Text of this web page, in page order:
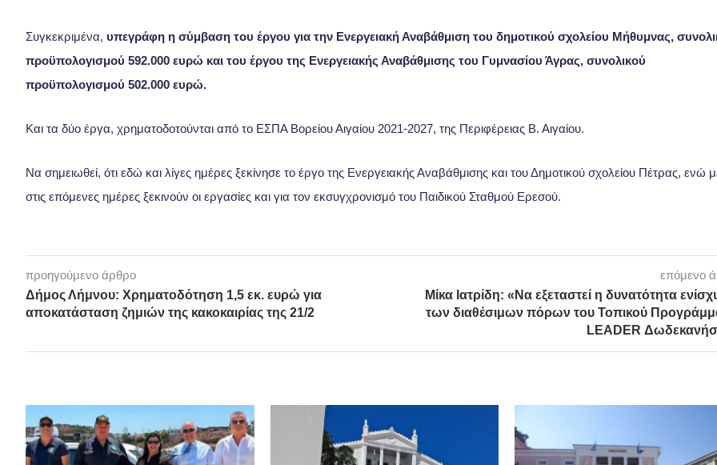
Συγκεκριμένα, υπεγράφη η σύμβαση του έργου για την Ενεργειακή Αναβάθμιση του δημοτικού σχολείου Μήθυμνας,
προϋπολογισμού 592.000 ευρώ και του έργου της Ενεργειακής Αναβάθμισης του Γυμνασίου Άγρας, συνολικού
προϋπολογισμού 502.000 ευρώ.
Και τα δύο έργα, χρηματοδοτούνται από το ΕΣΠΑ Βορείου Αιγαίου 2021-2027, της Περιφέρειας Β. Αιγαίου.
Να σημειωθεί, ότι εδώ και λίγες ημέρες ξεκίνησε το έργο της Ενεργειακής Αναβάθμισης και του Δημοτικού σχολείου Πέτρας, ενώ
στις επόμενες ημέρες ξεκινούν οι εργασίες και για τον εκσυγχρονισμό του Παιδικού Σταθμού Ερεσού.
προηγούμενο άρθρο
Δήμος Λήμνου: Χρηματοδότηση 1,5 εκ. ευρώ για
αποκατάσταση ζημιών της κακοκαιρίας της 21/2
επόμενο
Μίκα Ιατρίδη: «Να εξεταστεί η δυνατότητα
των διαθέσιμων πόρων του Τοπικού
LEADER